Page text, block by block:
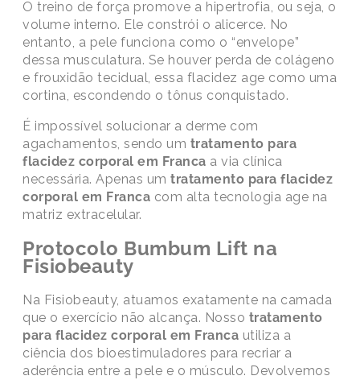
O treino de força promove a hipertrofia, ou seja, o
volume interno. Ele constrói o alicerce. No
entanto, a pele funciona como o “envelope”
dessa musculatura. Se houver perda de colágeno
e frouxidão tecidual, essa flacidez age como uma
cortina, escondendo o tônus conquistado.
É impossível solucionar a derme com
agachamentos, sendo um tratamento para
flacidez corporal em Franca a via clínica
necessária. Apenas um tratamento para flacidez
corporal em Franca com alta tecnologia age na
matriz extracelular.
Protocolo Bumbum Lift na
Fisiobeauty
Na Fisiobeauty, atuamos exatamente na camada
que o exercício não alcança. Nosso tratamento
para flacidez corporal em Franca utiliza a
ciência dos bioestimuladores para recriar a
aderência entre a pele e o músculo. Devolvemos